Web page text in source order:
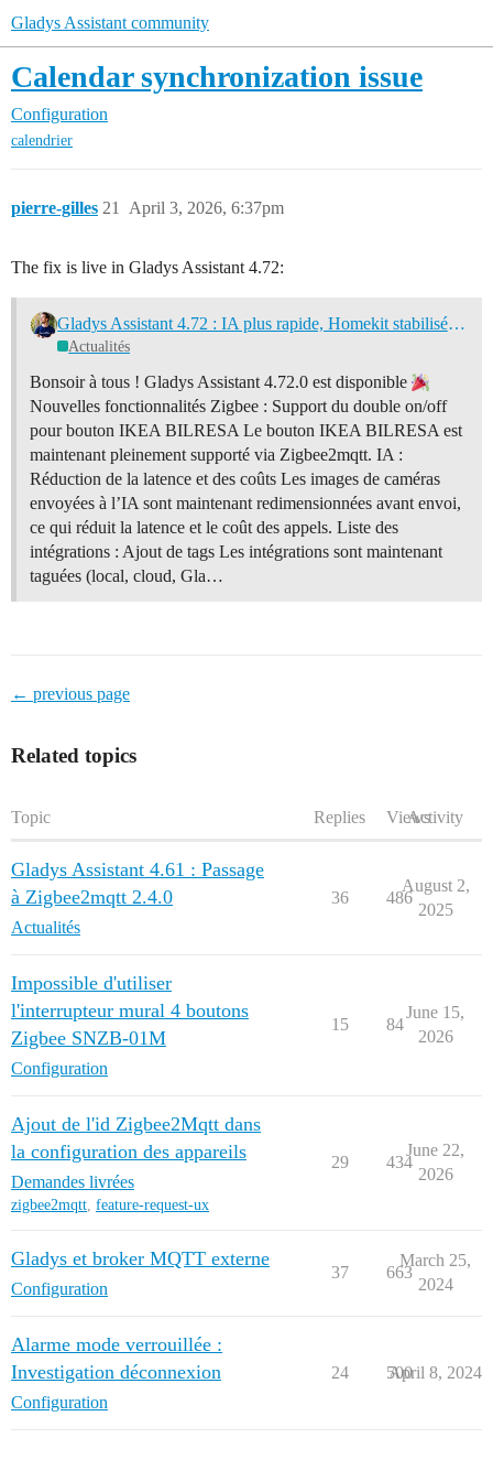
Gladys Assistant community
Calendar synchronization issue
Configuration
calendrier
pierre-gilles April 3, 2026, 6:37pm
21
The fix is live in Gladys Assistant 4.72:
Gladys Assistant 4.72 : IA plus rapide, Homekit stabilisé et plein de correctifs
Actualités
Bonsoir à tous ! Gladys Assistant 4.72.0 est disponible
Nouvelles fonctionnalités Zigbee : Support du double on/off
pour bouton IKEA BILRESA Le bouton IKEA BILRESA est
maintenant pleinement supporté via Zigbee2mqtt. IA :
Réduction de la latence et des coûts Les images de caméras
envoyées à l’IA sont maintenant redimensionnées avant envoi,
ce qui réduit la latence et le coût des appels. Liste des
intégrations : Ajout de tags Les intégrations sont maintenant
taguées (local, cloud, Gla…
← previous page
Related topics
Topic Replies ViewsActivity
Gladys Assistant 4.61 : Passage
à Zigbee2mqtt 2.4.0
Actualités
36 486
August 2,
2025
Impossible d'utiliser
l'interrupteur mural 4 boutons
Zigbee SNZB-01M
Configuration
15 84
June 15,
2026
Ajout de l'id Zigbee2Mqtt dans
la configuration des appareils
Demandes livrées
zigbee2mqtt, feature-request-ux
29 434
June 22,
2026
Gladys et broker MQTT externe
Configuration
37 663
March 25,
2024
Alarme mode verrouillée :
Investigation déconnexion
Configuration
24 500
April 8, 2024